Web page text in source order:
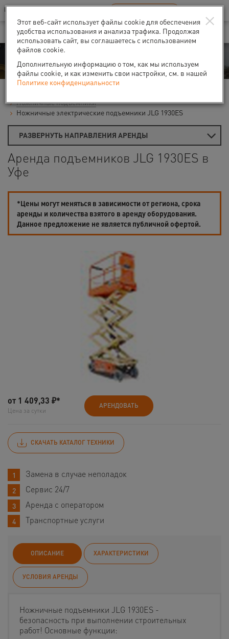
Ваш город:Уфа
В Вашем регионе нет наших офисов RU EN
Аренда
Ножничные подъемники
Ножничные электрические подъемники JLG 1930ES
РАЗВЕРНУТЬ НАПРАВЛЕНИЯ АРЕНДЫ
Аренда подъемников JLG 1930ES в
Уфе
*Цены могут меняться в зависимости от региона, срока
аренды и количества взятого в аренду оборудования.
Данное предложение не является публичной офертой.
от 1 409,33 ₽*
Цена за сутки
АРЕНДОВАТЬ
СКАЧАТЬ КАТАЛОГ ТЕХНИКИ
Замена в случае неполадок
Сервис 24/7
Аренда с оператором
Транспортные услуги
ОПИСАНИЕ ХАРАКТЕРИСТИКИ
УСЛОВИЯ АРЕНДЫ
Ножничные подъемники JLG 1930ES -
безопасность при выполнении строительных
работ! Основные функции:
×
Этот веб-сайт использует файлы cookie для обеспечения
удобства использования и анализа трафика. Продолжая
использовать сайт, вы соглашаетесь с использованием
файлов cookie.
Дополнительную информацию о том, как мы используем
файлы cookie, и как изменить свои настройки, см. в нашей
Политике конфиденциальности